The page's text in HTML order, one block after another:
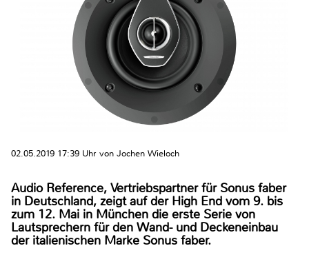
02.05.2019 17:39 Uhr von Jochen Wieloch
Audio Reference, Vertriebspartner für Sonus faber
in Deutschland, zeigt auf der High End vom 9. bis
zum 12. Mai in München die erste Serie von
Lautsprechern für den Wand- und Deckeneinbau
der italienischen Marke Sonus faber.